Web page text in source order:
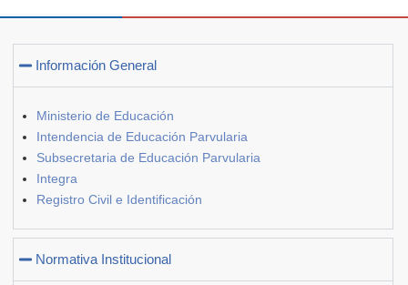
Información General
Ministerio de Educación
Intendencia de Educación Parvularia
Subsecretaria de Educación Parvularia
Integra
Registro Civil e Identificación
Normativa Institucional